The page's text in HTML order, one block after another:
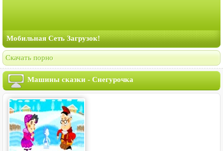
Мобильная Сеть Загрузок!
Скачать порно
Машины сказки - Снегурочка